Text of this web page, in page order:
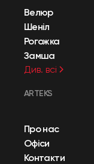
Велюр
Шеніл
Рогожка
Замша
Див. всі
ARTEKS
Про нас
Офіси
Контакти